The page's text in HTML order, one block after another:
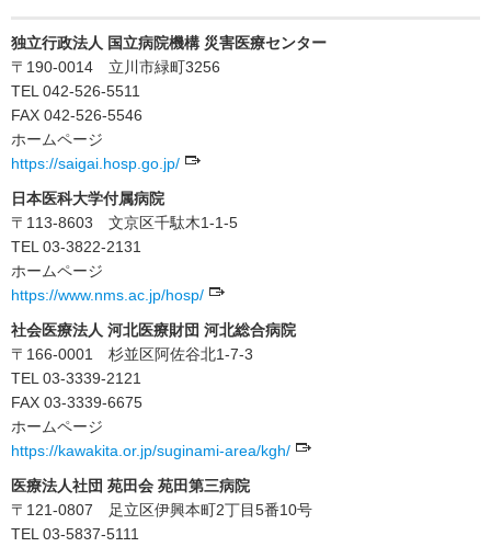
独立行政法人 国立病院機構 災害医療センター
〒190-0014 立川市緑町3256
TEL 042-526-5511
FAX 042-526-5546
ホームページ
https://saigai.hosp.go.jp/
日本医科大学付属病院
〒113-8603 文京区千駄木1-1-5
TEL 03-3822-2131
ホームページ
https://www.nms.ac.jp/hosp/
社会医療法人 河北医療財団 河北総合病院
〒166-0001 杉並区阿佐谷北1-7-3
TEL 03-3339-2121
FAX 03-3339-6675
ホームページ
https://kawakita.or.jp/suginami-area/kgh/
医療法人社団 苑田会 苑田第三病院
〒121-0807 足立区伊興本町2丁目5番10号
TEL 03-5837-5111